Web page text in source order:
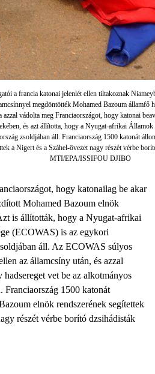
a francia katonai jelenlét ellen tiltakoznak
megdöntötték Mohamed Bazoum államfő
azzal vádolta meg Franciaországot, hogy katonai
és azt állította, hogy a Nyugat-afrikai
zsoldjában áll. Franciaország 1500 katonát
a Nigert és a Száhel-övezet nagy részét vérbe
MTI/EPA/ISSIFOU DJIBO
hogy katonailag be akar
Mohamed Bazoum elnök
is állították, hogy a Nyugat-afrikai
(ECOWAS) is az egykori
áll. Az ECOWAS súlyos
az államcsíny után, és azzal
vet be az alkotmányos
Franciaország 1500 katonát
elnök rendszerének segítettek
részét vérbe borító dzsihádisták